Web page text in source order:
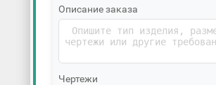
Описание заказа
Чертежи